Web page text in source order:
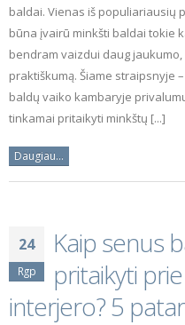
baldai. Vienas iš populiariausių
būna įvairū minkšti baldai tokie
bendram vaizdui daug
praktiškumą. Šiame straipsnyje
baldų vaiko kambaryje
tinkamai pritaikyti minkštų [...]
Daugiau...
24
Rgp
Kaip senus
pritaikyti
interjero? 5